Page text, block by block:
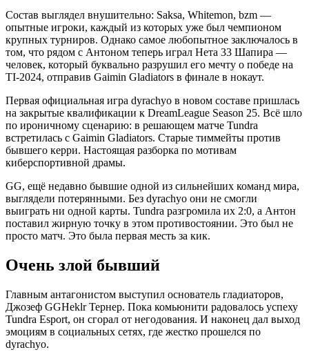
Состав выглядел внушительно: Saksa, Whitemon, bzm —
опытные игроки, каждый из которых уже был чемпионом
крупных турниров. Однако самое любопытное заключалось в
том, что рядом с Антоном теперь играл Нета 33 Шапира —
человек, который буквально разрушил его мечту о победе на
TI-2024, отправив Gaimin Gladiators в финале в нокаут.
Первая официальная игра dyrachyo в новом составе пришлась
на закрытые квалификации к DreamLeague Season 25. Всё шло
по ироничному сценарию: в решающем матче Tundra
встретилась с Gaimin Gladiators. Старые тиммейты против
бывшего керри. Настоящая разборка по мотивам
киберспортивной драмы.
GG, ещё недавно бывшие одной из сильнейших команд мира,
выглядели потерянными. Без dyrachyo они не смогли
выиграть ни одной карты. Tundra разгромила их 2:0, а Антон
поставил жирную точку в этом противостоянии. Это был не
просто матч. Это была первая месть за кик.
Очень злой бывший
Главным антагонистом выступил основатель гладиаторов,
Джозеф GGHeklr Тернер. Пока комьюнити радовалось успеху
Tundra Esport, он сгорал от негодования. И наконец дал выход
эмоциям в социальных сетях, где жестко прошелся по
dyrachyo.